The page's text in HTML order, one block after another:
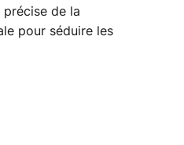
de la
pour séduire les